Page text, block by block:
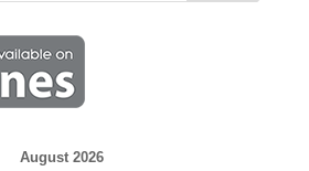
August 2026